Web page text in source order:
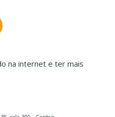
na internet e ter mais